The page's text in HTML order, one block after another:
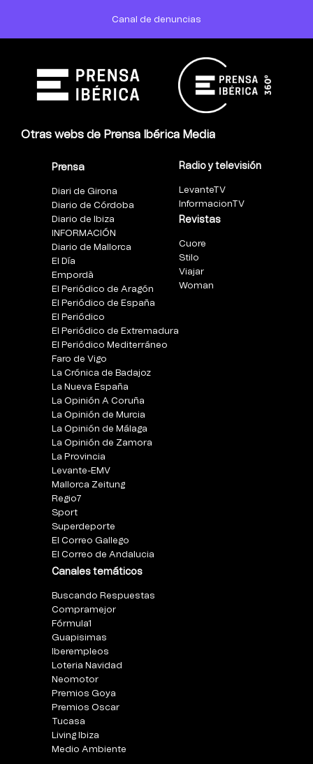
Canal de denuncias
Otras webs de Prensa Ibérica Media
Prensa
Diari de Girona
Diario de Córdoba
Diario de Ibiza
INFORMACIÓN
Diario de Mallorca
El Día
Empordà
El Periódico de Aragón
El Periódico de España
El Periódico
El Periódico de Extremadura
El Periódico Mediterráneo
Faro de Vigo
La Crónica de Badajoz
La Nueva España
La Opinión A Coruña
La Opinión de Murcia
La Opinión de Málaga
La Opinión de Zamora
La Provincia
Levante-EMV
Mallorca Zeitung
Regio7
Sport
Superdeporte
El Correo Gallego
El Correo de Andalucia
Canales temáticos
Buscando Respuestas
Compramejor
Fórmula1
Guapisimas
Iberempleos
Loteria Navidad
Neomotor
Premios Goya
Premios Oscar
Tucasa
Living Ibiza
Medio Ambiente
Radio y televisión
LevanteTV
InformacionTV
Revistas
Cuore
Stilo
Viajar
Woman